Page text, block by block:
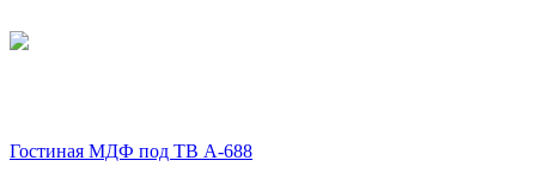
Гостиная МДФ под ТВ А-688